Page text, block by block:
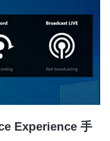
Experience 手